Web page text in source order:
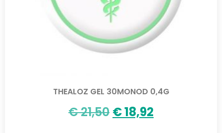
THEALOZ GEL 30MONOD 0,4G
€21,50 €18,92